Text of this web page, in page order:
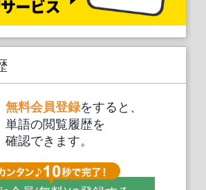
無料会員登録をすると、
単語の閲覧履歴を
確認できます。